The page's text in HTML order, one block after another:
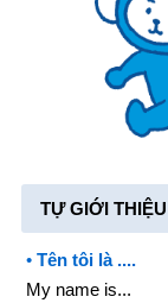
TỰ GIỚI THIỆU
• Tên tôi là ....
My name is...